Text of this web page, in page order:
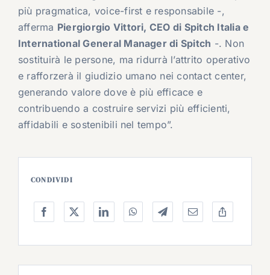
più pragmatica, voice-first e responsabile -,
afferma Piergiorgio Vittori, CEO di Spitch Italia e
International General Manager di Spitch -. Non
sostituirà le persone, ma ridurrà l’attrito operativo
e rafforzerà il giudizio umano nei contact center,
generando valore dove è più efficace e
contribuendo a costruire servizi più efficienti,
affidabili e sostenibili nel tempo”.
CONDIVIDI